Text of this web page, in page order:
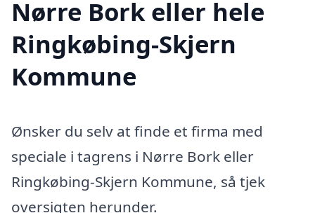
Nørre Bork eller hele
Ringkøbing-Skjern
Kommune
Ønsker du selv at finde et firma med
speciale i tagrens i Nørre Bork eller
Ringkøbing-Skjern Kommune, så tjek
oversigten herunder.